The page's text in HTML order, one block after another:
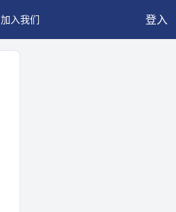
加入我们 登入